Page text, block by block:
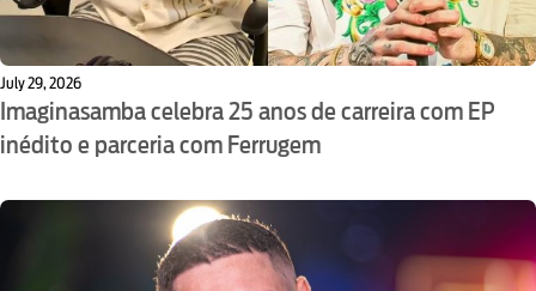
July 29, 2026
Imaginasamba celebra 25 anos de carreira com EP
inédito e parceria com Ferrugem